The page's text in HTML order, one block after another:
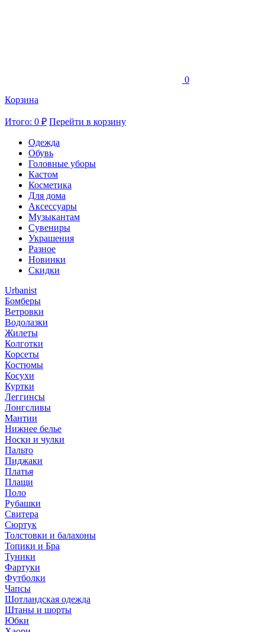
0
Корзина
Итого: 0 ₽ Перейти в корзину
Одежда
Обувь
Головные уборы
Кастом
Косметика
Для дома
Аксессуары
Музыкантам
Сувениры
Украшения
Разное
Новинки
Скидки
Urbanist
Бомберы
Ветровки
Водолазки
Жилеты
Колготки
Корсеты
Костюмы
Косухи
Куртки
Леггинсы
Лонгсливы
Мантии
Нижнее белье
Носки и чулки
Пальто
Пиджаки
Платья
Плащи
Поло
Рубашки
Свитера
Сюртук
Толстовки и балахоны
Топики и Бра
Туники
Фартуки
Футболки
Чапсы
Шотландская одежда
Штаны и шорты
Юбки